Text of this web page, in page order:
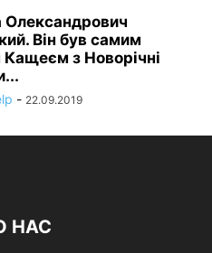
Він був самим
з Новорічні
- 22.09.2019
НАС